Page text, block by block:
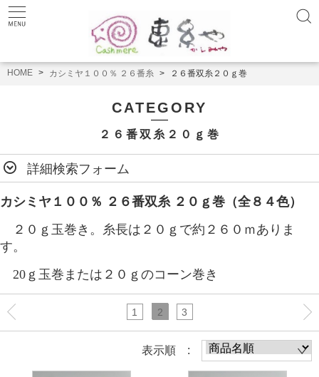
HOME カシミヤ１００％ ２６番糸 ２６番双糸２０ｇ巻
CATEGORY
２６番双糸２０ｇ巻
詳細検索フォーム
カシミヤ１００％ ２６番双糸 ２０ｇ巻 （全８４色）
２０ ｇ玉巻き。糸長は２０ｇで約２６０ｍありま
す。
20ｇ玉巻または２０ｇのコーン巻き
1 2 3
表示順 :